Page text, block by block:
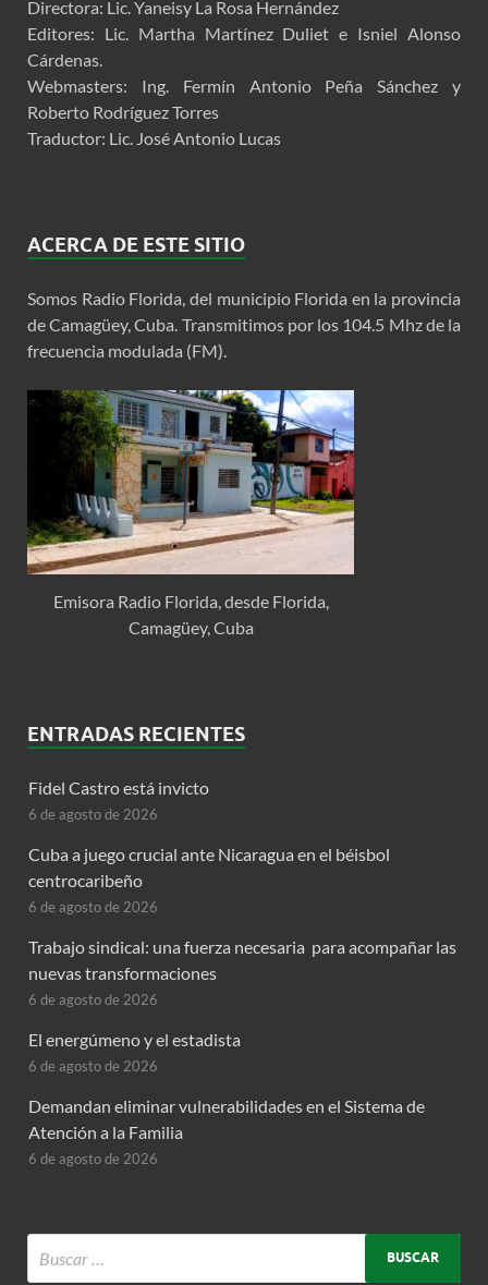
Directora: Lic. Yaneisy La Rosa Hernández
Editores: Lic. Martha Martínez Duliet e Isniel Alonso
Cárdenas.
Webmasters: Ing. Fermín Antonio Peña Sánchez y
Roberto Rodríguez Torres
Traductor: Lic. José Antonio Lucas
ACERCA DE ESTE SITIO
Somos Radio Florida, del municipio Florida en la provincia
de Camagüey, Cuba. Transmitimos por los 104.5 Mhz de la
frecuencia modulada (FM).
Emisora Radio Florida, desde Florida,
Camagüey, Cuba
ENTRADAS RECIENTES
Fidel Castro está invicto
6 de agosto de 2026
Cuba a juego crucial ante Nicaragua en el béisbol
centrocaribeño
6 de agosto de 2026
Trabajo sindical: una fuerza necesaria para acompañar las
nuevas transformaciones
6 de agosto de 2026
El energúmeno y el estadista
6 de agosto de 2026
Demandan eliminar vulnerabilidades en el Sistema de
Atención a la Familia
6 de agosto de 2026